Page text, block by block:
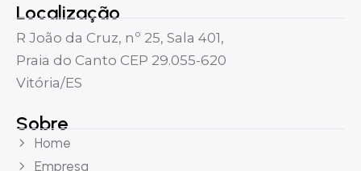
Localização
R João da Cruz, nº 25, Sala 401,
Praia do Canto CEP 29.055-620
Vitória/ES
Sobre
Home
Empresa